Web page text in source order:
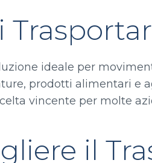
ideale per
prodotti alimentari e
vincente per molte
il